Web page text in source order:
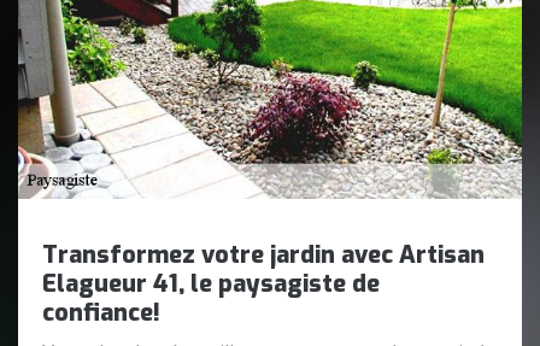
Transformez votre jardin avec Artisan
Elagueur 41, le paysagiste de
confiance!